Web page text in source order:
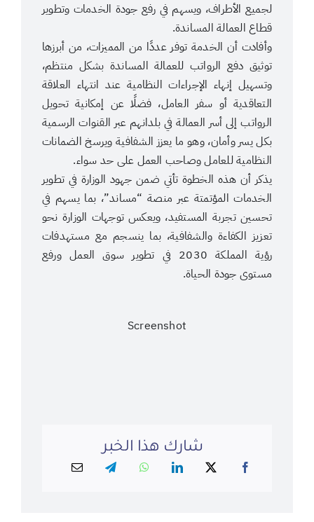
لجميع الأطراف، ويسهم في رفع جودة الخدمات وتطوير
قطاع العمالة المساندة.
وأفادت أن الخدمة توفر عددًا من المميزات، من أبرزها
توثيق دفع الرواتب للعمالة المساندة بشكل منتظم،
وتسهيل إنهاء الإجراءات النظامية عند انتهاء العلاقة
التعاقدية أو سفر العامل، فضلًا عن إمكانية تحويل
الرواتب إلى أسر العمالة في بلدانهم عبر القنوات الرسمية
بكل يسر وأمان، وهو ما يعزز الشفافية ويرسخ الضمانات
النظامية للعامل وصاحب العمل على حد سواء.
يذكر أن هذه الخطوة تأتي ضمن جهود الوزارة في تطوير
الخدمات المؤتمتة عبر منصة “مساند”، بما يسهم في
تحسين تجربة المستفيد، ويعكس توجهات الوزارة نحو
تعزيز الكفاءة والشفافية، بما ينسجم مع مستهدفات
رؤية المملكة 2030 في تطوير سوق العمل ورفع
مستوى جودة الحياة.
Screenshot
شارك هذا الخبر